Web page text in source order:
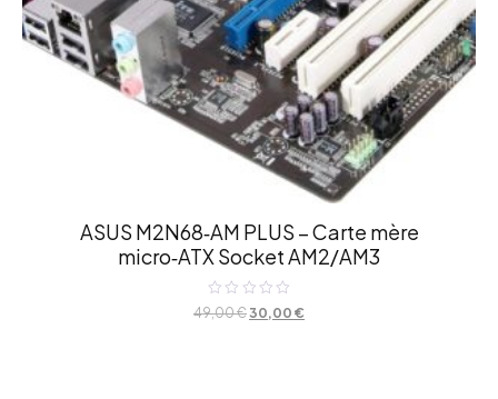
ASUS M2N68‑AM PLUS – Carte mère
micro‑ATX Socket AM2/AM3
Note
0
49,00€ 30,00 €